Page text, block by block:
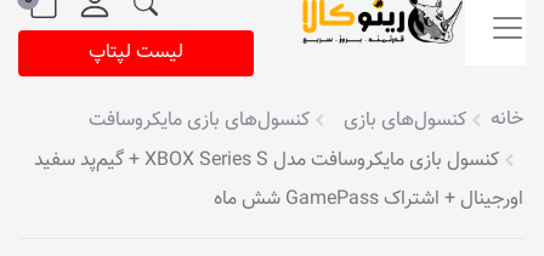
لیست لپتاپ
خانه کنسول‌های بازی
کنسول‌های بازی مایکروسافت
کنسول بازی مایکروسافت مدل XBOX Series S + گیم‌پد سفید
اورجینال + اشتراک GamePass شش ماه